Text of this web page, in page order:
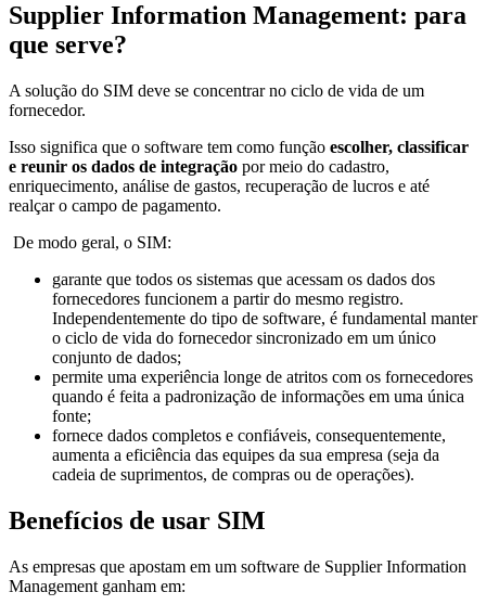
Supplier Information Management: para
que serve?
A solução do SIM deve se concentrar no ciclo de vida de um
fornecedor.
Isso significa que o software tem como função escolher, classificar
e reunir os dados de integração por meio do cadastro,
enriquecimento, análise de gastos, recuperação de lucros e até
realçar o campo de pagamento.
De modo geral, o SIM:
garante que todos os sistemas que acessam os dados dos
fornecedores funcionem a partir do mesmo registro.
Independentemente do tipo de software, é fundamental manter
o ciclo de vida do fornecedor sincronizado em um único
conjunto de dados;
permite uma experiência longe de atritos com os fornecedores
quando é feita a padronização de informações em uma única
fonte;
fornece dados completos e confiáveis, consequentemente,
aumenta a eficiência das equipes da sua empresa (seja da
cadeia de suprimentos, de compras ou de operações).
Benefícios de usar SIM
As empresas que apostam em um software de Supplier Information
Management ganham em: